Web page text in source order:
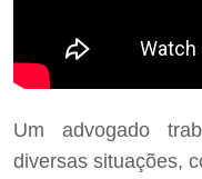
Um advogado
diversas situações,